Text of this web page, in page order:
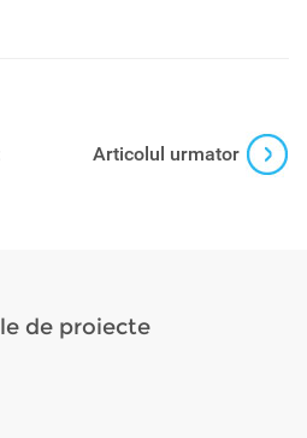
Articolul urmator
de proiecte